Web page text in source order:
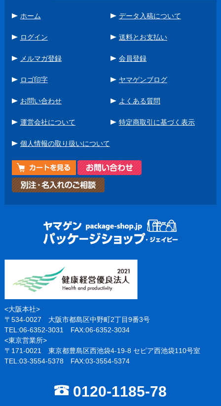
ホーム データ入稿について
ログイン 送料とお支払い
メルマガ登録 会員登録
ロゴ印字 ヤマゲンブログ
お問い合わせ よくある質問
運営会社について 特定商取引に基づく表示
個人情報の取り扱いについて
<大阪本社>
〒534-0027 大阪市都島区中野町2丁目9番3号
TEL:06-6352-3031 FAX:06-6352-3034
<東京営業所>
〒171-0021 東京都豊島区西池袋4-19-8 セピア西池袋110号室
TEL:03-3554-5378 FAX:03-3554-5374
0120-1185-78